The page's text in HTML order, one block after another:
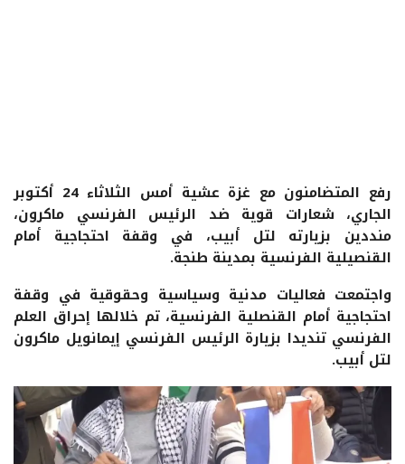
رفع المتضامنون مع غزة عشية أمس الثلاثاء 24 أكتوبر
الجاري، شعارات قوية ضد الرئيس الفرنسي ماكرون،
منددين بزيارته لتل أبيب، في وقفة احتجاجية أمام
القنصيلية الفرنسية بمدينة طنجة.
واجتمعت فعاليات مدنية وسياسية وحقوقية في وقفة
احتجاجية أمام القنصلية الفرنسية، تم خلالها إحراق العلم
الفرنسي تنديدا بزيارة الرئيس الفرنسي إيمانويل ماكرون
لتل أبيب.